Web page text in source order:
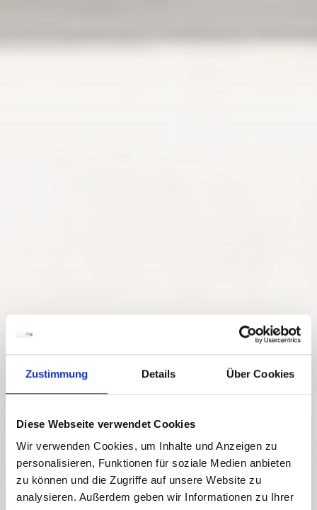
Zustimmung Details Über Cookies
Diese Webseite verwendet Cookies
Wir verwenden Cookies, um Inhalte und Anzeigen zu
personalisieren, Funktionen für soziale Medien anbieten
zu können und die Zugriffe auf unsere Website zu
analysieren. Außerdem geben wir Informationen zu Ihrer